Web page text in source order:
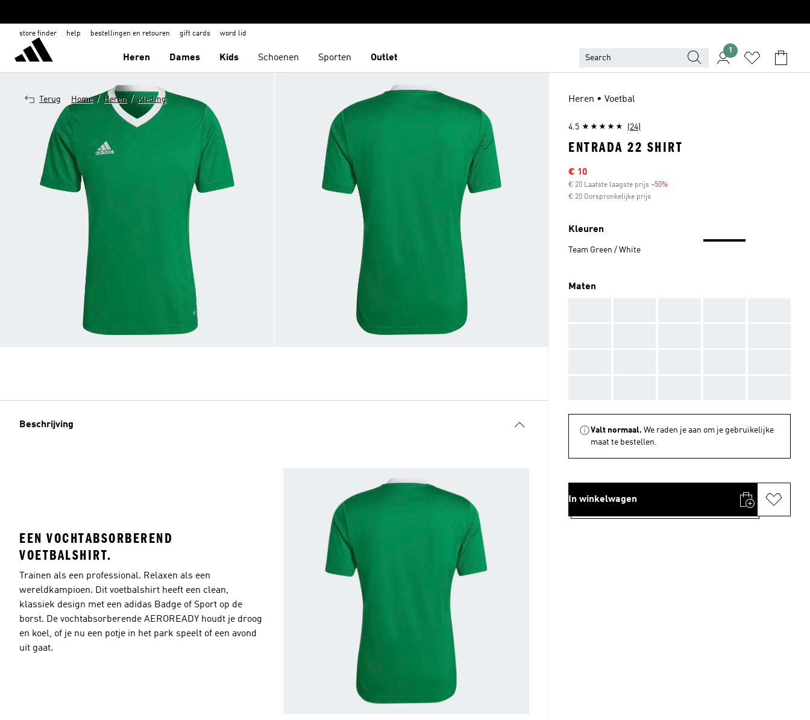
store finder help bestellingen en retouren gift cards word lid
Heren Dames Kids Schoenen Sporten Outlet
1
Terug Home / Heren / Kleding
Beschrijving
EEN VOCHTABSORBEREND
VOETBALSHIRT.
Trainen als een professional. Relaxen als een
wereldkampioen. Dit voetbalshirt heeft een clean,
klassiek design met een adidas Badge of Sport op de
borst. De vochtabsorberende AEROREADY houdt je droog
en koel, of je nu een potje in het park speelt of een avond
uit gaat.
Heren • Voetbal
4.5 (24)
ENTRADA 22 SHIRT
Afgeprijsde prijs
€ 10
€ 20 Laatste laagste prijs -50%
€ 20 Oorspronkelijke prijs
Kleuren
Team Green / White
Maten
Valt normaal. We raden je aan om je gebruikelijke
maat te bestellen.
In winkelwagen